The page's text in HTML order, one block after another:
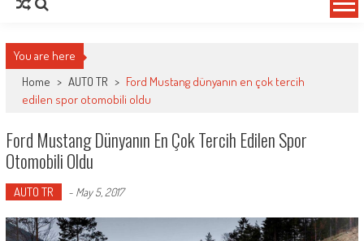
You are here
Home > AUTO TR > Ford Mustang dünyanın en çok tercih
edilen spor otomobili oldu
Ford Mustang Dünyanın En Çok Tercih Edilen Spor
Otomobili Oldu
AUTO TR - May 5, 2017